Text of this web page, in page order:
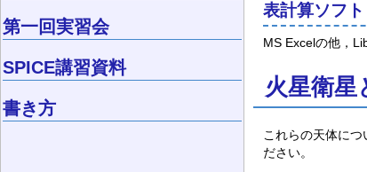
表計算ソフト
MS Excelの他，
火星衛星
これらの天体に
ださい。
第一回実習会
SPICE講習資料
書き方